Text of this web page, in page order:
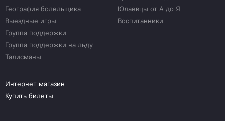
География болельщика
Выездные игры
Группа поддержки
Группа поддержки на льду
Талисманы
Юлаевцы от А до Я
Воспитанники
Интернет магазин
Купить билеты